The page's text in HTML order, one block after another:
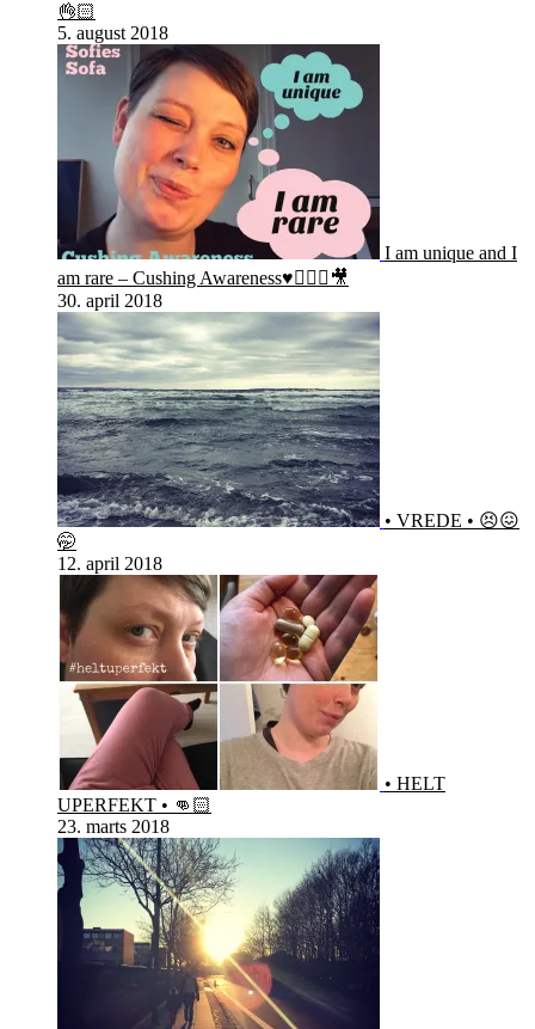
👌🏻
5. august 2018
I am unique and I
am rare – Cushing Awareness♥️🙋🏻‍♀️🎥
30. april 2018
• VREDE • 😣😖
🤭
12. april 2018
• HELT
UPERFEKT • 👊🏻
23. marts 2018